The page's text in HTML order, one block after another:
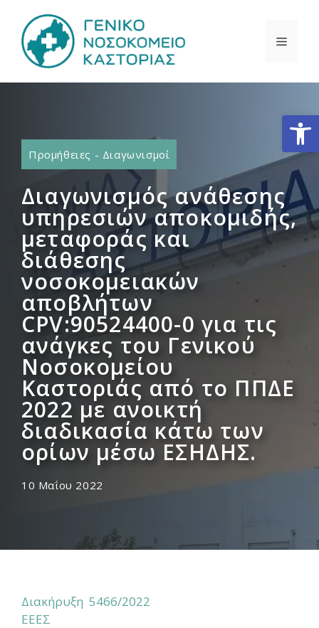
περιεχόμενο
Προμήθειες - Διαγωνισμοί
Διαγωνισμός ανάθεσης
υπηρεσιών αποκομιδής,
μεταφοράς και
διάθεσης
νοσοκομειακών
αποβλήτων
CPV:90524400-0 για τις
ανάγκες του Γενικού
Νοσοκομείου
Καστοριάς από το ΠΠΔΕ
2022 με ανοικτή
διαδικασία κάτω των
ορίων μέσω ΕΣΗΔΗΣ.
10 Μαΐου 2022
Διακήρυξη 5466/2022
ΕΕΕΣ